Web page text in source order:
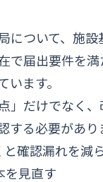
について、施
で届出要件を
ます。
」だけでなく、
する必要があ
確認漏れを減ら
を見直す